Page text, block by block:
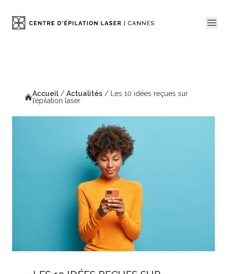
Accueil / Actualités /
Les 10 idées reçues sur
l’épilation laser